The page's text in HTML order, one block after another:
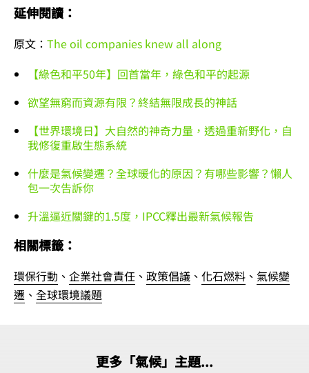
延伸閱讀：
原文： The oil companies knew all along
【綠色和平50年】回首當年，綠色和平的起源
欲望無窮而資源有限？終結無限成長的神話
【世界環境日】大自然的神奇力量，透過重新野化，自
我修復重啟生態系統
什麼是氣候變遷？全球暖化的原因？有哪些影響？懶人
包一次告訴你
升溫逼近關鍵的1.5度，IPCC釋出最新氣候報告
相關標籤：
環保行動 、 企業社會責任 、 政策倡議 、 化石燃料 、 氣候變
遷 、 全球環境議題
更多「氣候」主題...